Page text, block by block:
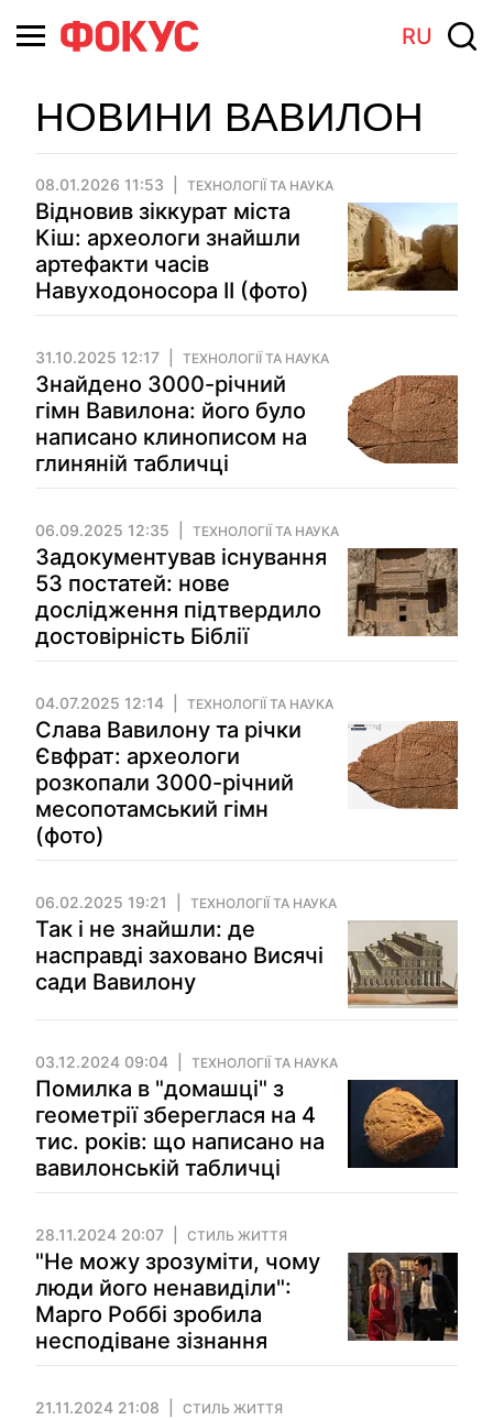
RU
НОВИНИ ВАВИЛОН
08.01.2026 11:53 ТЕХНОЛОГІЇ ТА НАУКА
Відновив зіккурат міста
Кіш: археологи знайшли
артефакти часів
Навуходоносора II (фото)
31.10.2025 12:17 ТЕХНОЛОГІЇ ТА НАУКА
Знайдено 3000-річний
гімн Вавилона: його було
написано клинописом на
глиняній табличці
06.09.2025 12:35 ТЕХНОЛОГІЇ ТА НАУКА
Задокументував існування
53 постатей: нове
дослідження підтвердило
достовірність Біблії
04.07.2025 12:14 ТЕХНОЛОГІЇ ТА НАУКА
Слава Вавилону та річки
Євфрат: археологи
розкопали 3000-річний
месопотамський гімн
(фото)
06.02.2025 19:21 ТЕХНОЛОГІЇ ТА НАУКА
Так і не знайшли: де
насправді заховано Висячі
сади Вавилону
03.12.2024 09:04 ТЕХНОЛОГІЇ ТА НАУКА
Помилка в "домашці" з
геометрії збереглася на 4
тис. років: що написано на
вавилонській табличці
28.11.2024 20:07 СТИЛЬ ЖИТТЯ
"Не можу зрозуміти, чому
люди його ненавиділи":
Марго Роббі зробила
несподіване зізнання
21.11.2024 21:08 СТИЛЬ ЖИТТЯ